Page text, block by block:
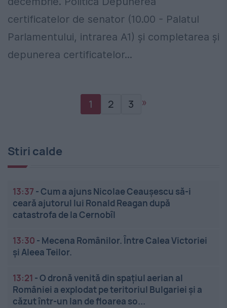
certificatelor de senator (10.00 - Palatul
Parlamentului, intrarea A1) și completarea şi
depunerea certificatelor...
1 2 3 »
Stiri calde
13:37 -Cum a ajuns Nicolae Ceaușescu să-i
ceară ajutorul lui Ronald Reagan după
catastrofa de la Cernobîl
13:30 - Mecena Românilor. Între Calea Victoriei
și Aleea Teilor.
13:21 -O dronă venită din spațiul aerian al
României a explodat pe teritoriul Bulgariei și a
căzut într-un lan de floarea so...